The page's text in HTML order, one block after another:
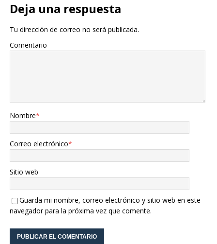
Deja una respuesta
Tu dirección de correo no será publicada.
Comentario
Nombre*
Correo electrónico*
Sitio web
Guarda mi nombre, correo electrónico y sitio web en este
navegador para la próxima vez que comente.